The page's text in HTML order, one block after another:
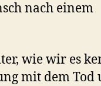
nach einem
wie wir es
mit dem Tod